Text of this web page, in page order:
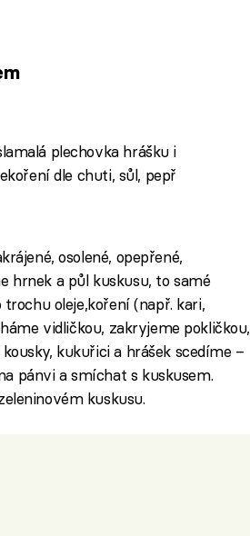
plechovka hrášku i
dle chuti, sůl, pepř
osolené, opepřené,
hrnek a půl kuskusu, to samé
oleje,koření (např. kari,
vidličkou, zakryjeme pokličkou,
kukuřici a hrášek scedíme –
pánvi a smíchat s kuskusem.
kuskusu.